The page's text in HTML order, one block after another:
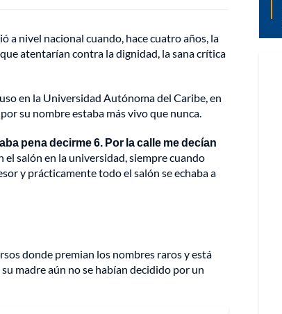
a nivel nacional cuando, hace cuatro años, la
atentarían contra la dignidad, la sana crítica
en la Universidad Autónoma del Caribe, en
su nombre estaba más vivo que nunca.
pena decirme 6. Por la calle me decían
el salón en la universidad, siempre cuando
y prácticamente todo el salón se echaba a
donde premian los nombres raros y está
madre aún no se habían decidido por un